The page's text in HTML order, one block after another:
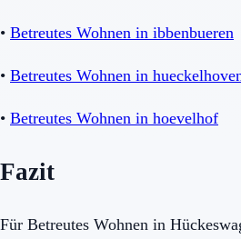
• Betreutes Wohnen in ibbenbueren
• Betreutes Wohnen in
• Betreutes Wohnen in hoevelhof
Fazit
Für Betreutes Wohnen in